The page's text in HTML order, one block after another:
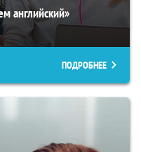
английский»
ПОДРОБНЕЕ